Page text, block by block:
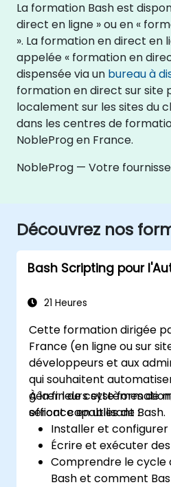
La formation Bash est
direct en ligne » ou en «
». La formation en direct en
appelée « formation en
dispensée via un bureau à
formation en direct sur site
localement sur les sites du
dans les centres de
NobleProg en France.
NobleProg — Votre
Découvrez nos
Bash Scripting pour
21 Heures
Cette formation dirigée
France (en ligne ou sur
développeurs et aux
qui souhaitent
gérer leurs systèmes de
efficace en utilisant Bash.
À la fin de cette
seront capables de :
Installer et configurer
Écrire et exécuter
Comprendre le cycle
Bash et comment